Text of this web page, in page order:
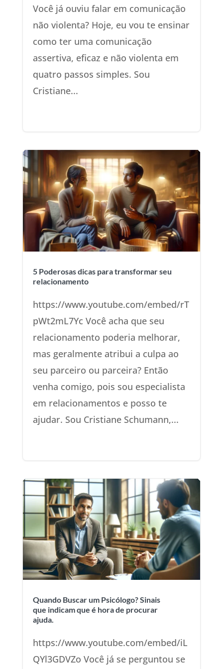
Você já ouviu falar em comunicação
não violenta? Hoje, eu vou te ensinar
como ter uma comunicação
assertiva, eficaz e não violenta em
quatro passos simples. Sou
Cristiane...
5 Poderosas dicas para transformar seu
relacionamento
https://www.youtube.com/embed/rT
pWt2mL7Yc Você acha que seu
relacionamento poderia melhorar,
mas geralmente atribui a culpa ao
seu parceiro ou parceira? Então
venha comigo, pois sou especialista
em relacionamentos e posso te
ajudar. Sou Cristiane Schumann,...
Quando Buscar um Psicólogo? Sinais
que indicam que é hora de procurar
ajuda.
https://www.youtube.com/embed/iL
QYl3GDVZo Você já se perguntou se